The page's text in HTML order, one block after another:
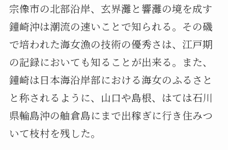
宗像市の北部沿岸、玄界灘と響灘の境を成す
鐘崎沖は潮流の速いことで知られる。その磯
で培われた海女漁の技術の優秀さは、江戸期
の記録においても知ることが出来る。また、
鐘崎は日本海沿岸部における海女のふるさと
と称されるように、山口や島根、はては石川
県輪島沖の舳倉島にまで出稼ぎに行き住みつ
いて枝村を残した。